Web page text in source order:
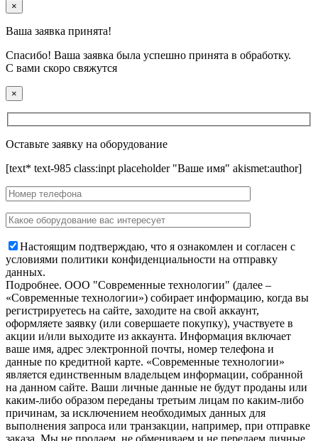
×
Ваша заявка принята!
Спасибо! Ваша заявка была успешно принята в обработку.
С вами скоро свяжутся
×
Оставьте заявку на оборудование
[text* text-985 class:inpt placeholder "Ваше имя" akismet:author]
Настоящим подтверждаю, что я ознакомлен и согласен с
условиями политики конфиденциальности на отправку
данных.
Подробнее. OOO "Современные технологии" (далее –
«Современные технологии») собирает информацию, когда вы
регистрируетесь на сайте, заходите на свой аккаунт,
оформляете заявку (или совершаете покупку), участвуете в
акции и/или выходите из аккаунта. Информация включает
ваше имя, адрес электронной почты, номер телефона и
данные по кредитной карте. «Современные технологии»
является единственным владельцем информации, собранной
на данном сайте. Ваши личные данные не будут проданы или
каким-либо образом переданы третьим лицам по каким-либо
причинам, за исключением необходимых данных для
выполнения запроса или транзакции, например, при отправке
заказа. Мы не продаем, не обмениваем и не передаем личные